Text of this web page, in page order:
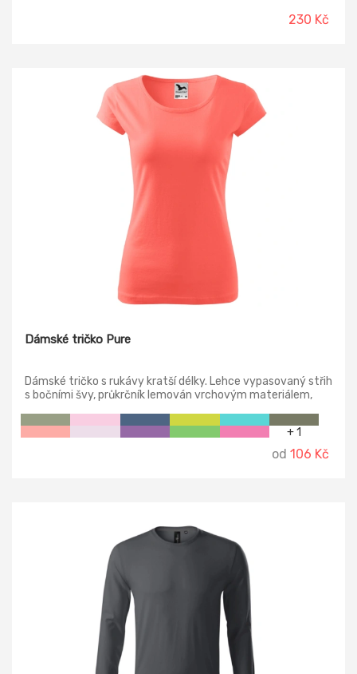
230 Kč
Dámské tričko Pure
Dámské tričko s rukávy kratší délky. Lehce vypasovaný střih
s bočními švy, průkrčník lemován vrchovým materiálem,
+ 1
od 106 Kč